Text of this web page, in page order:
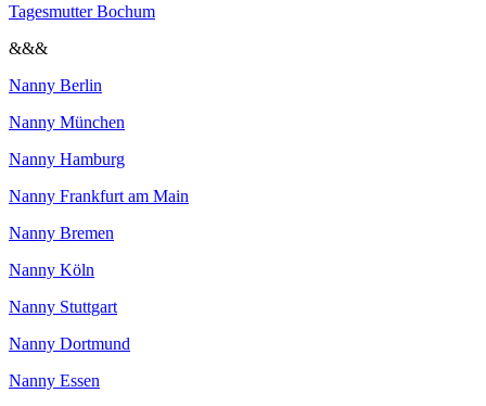
Tagesmutter Bochum
&&&
Nanny Berlin
Nanny München
Nanny Hamburg
Nanny Frankfurt am Main
Nanny Bremen
Nanny Köln
Nanny Stuttgart
Nanny Dortmund
Nanny Essen